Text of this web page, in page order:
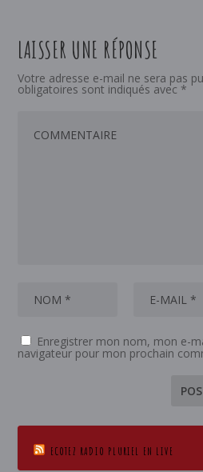
LAISSER UNE RÉPONSE
Votre adresse e-mail ne sera pas
obligatoires sont indiqués avec *
Enregistrer mon nom, mon e-
navigateur pour mon prochain
ECOTEZ RADIO PLURIEL EN LIVE